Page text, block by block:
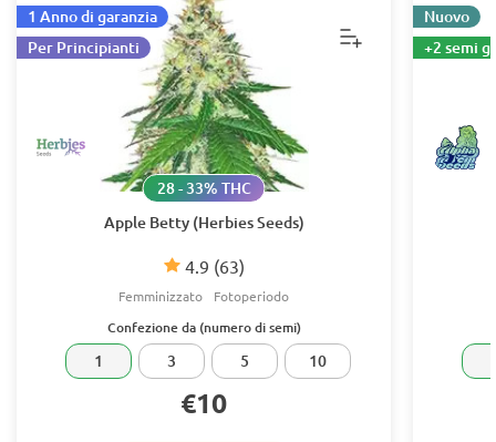
Apple Betty (Herbies Seeds)
4.9 (63)
28 - 33% THC
Femminizzato Fotoperiodo
1 Anno di garanzia
Per Principianti
Confezione da (numero di semi)
1 3 5 10
€10
Nuovo
+2 semi